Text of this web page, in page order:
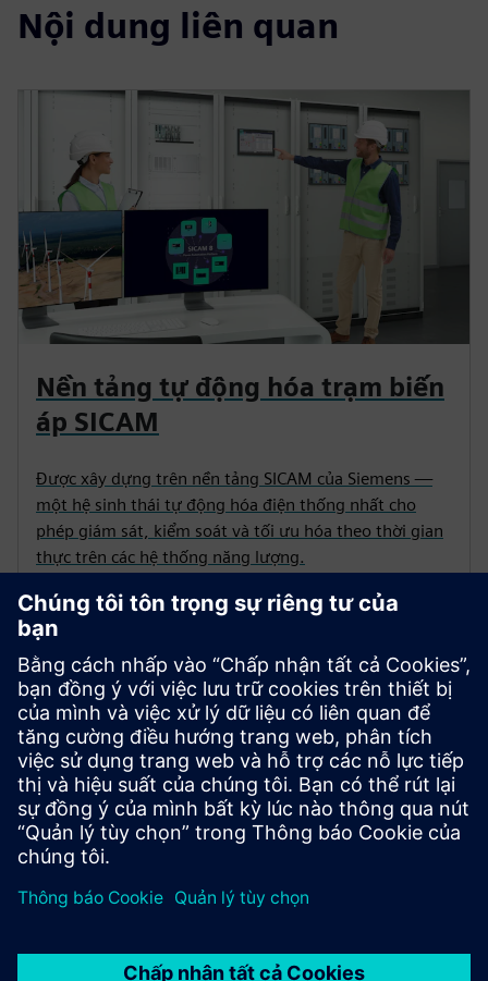
Nội dung liên quan
Nền tảng tự động hóa trạm biến
áp SICAM
Được xây dựng trên nền tảng SICAM của Siemens —
một hệ sinh thái tự động hóa điện thống nhất cho
phép giám sát, kiểm soát và tối ưu hóa theo thời gian
thực trên các hệ thống năng lượng.